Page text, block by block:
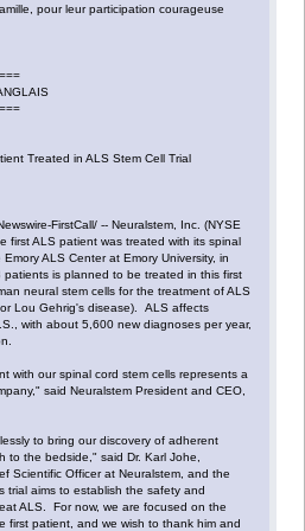
pour leur participation courageuse
Treated in ALS Stem Cell Trial
FirstCall/ -- Neuralstem, Inc. (NYSE
first ALS patient was treated with its spinal
ALS Center at Emory University, in
is planned to be treated in this first
neural stem cells for the treatment of ALS
Lou Gehrig's disease). ALS affects
with about 5,600 new diagnoses per year,
with our spinal cord stem cells represents a
said Neuralstem President and CEO,
to bring our discovery of adherent
to the bedside," said Dr. Karl Johe,
Scientific Officer at Neuralstem, and the
trial aims to establish the safety and
ALS. For now, we are focused on the
first patient, and we wish to thank him and